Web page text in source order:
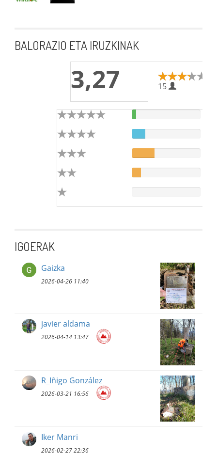
BALORAZIO ETA IRUZKINAK
3,27 15
IGOERAK
Gaizka
2026-04-26 11:40
javier aldama
2026-04-14 13:47
R_Iñigo González
2026-03-21 16:56
Iker Manri
2026-02-27 22:36